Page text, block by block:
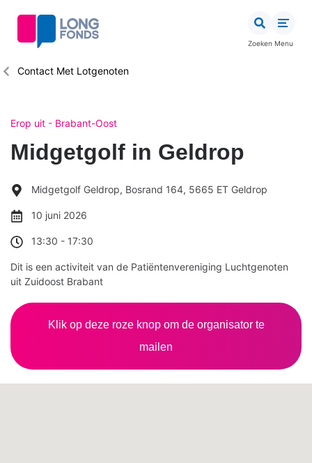
inhoud
Zoeken Menu
Kruimelpad
Contact Met Lotgenoten
Erop uit - Brabant-Oost
Midgetgolf in Geldrop
Midgetgolf Geldrop, Bosrand 164, 5665 ET Geldrop
10 juni 2026
13:30 - 17:30
Dit is een activiteit van de Patiëntenvereniging Luchtgenoten
uit Zuidoost Brabant
Klik op deze roze knop om de organisator te
mailen